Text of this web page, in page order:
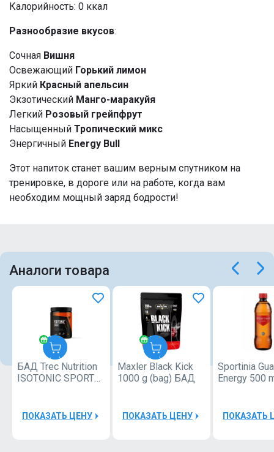
Калорийность: 0 ккал
Разнообразие вкусов:
Сочная Вишня
Освежающий Горький лимон
Яркий Красный апельсин
Экзотический Манго-маракуйя
Легкий Розовый грейпфрут
Насыщенный Тропический микс
Энергичный Energy Bull
Этот напиток станет вашим верным спутником на
тренировке, в дороге или на работе, когда вам
необходим мощный заряд бодрости!
Аналоги товара
TREC
БАД Trec Nutrition
ISOTONIC SPORT
ПОКАЗАТЬ ЦЕНУ
Maxler
Maxler Black Kick
1000 g (bag) БАД
ПОКАЗАТЬ ЦЕНУ
Sportinia
Energy 500
ПОКАЗАТЬ